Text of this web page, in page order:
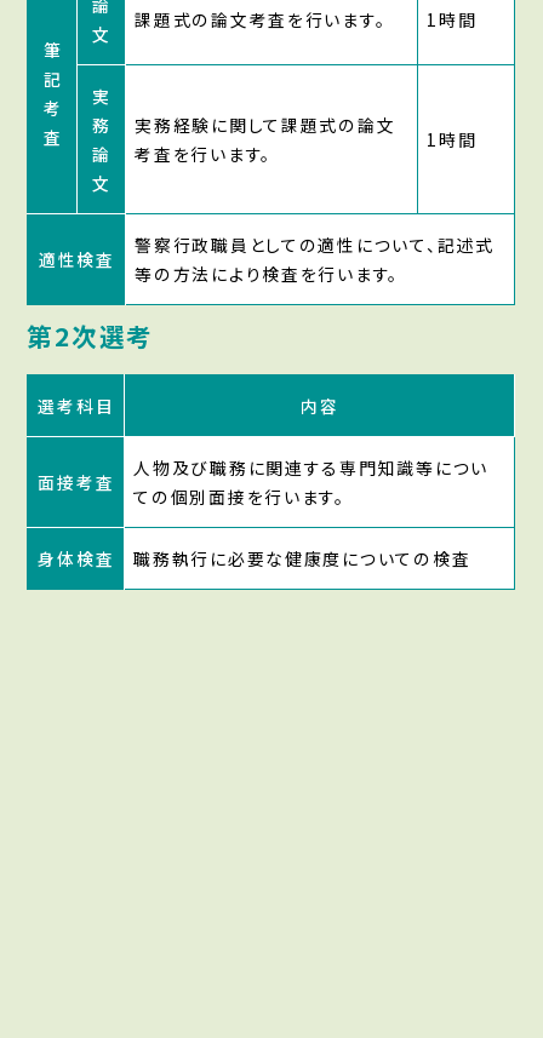
筆
記
考
査
論
文
課題式の論文考査を行います。 1時間
実
務
論
文
実務経験に関して課題式の論文
考査を行います。
1時間
適性検査
警察行政職員としての適性について、記述式
等の方法により検査を行います。
第2次選考
選考科目 内容
面接考査
人物及び職務に関連する専門知識等につい
ての個別面接を行います。
身体検査 職務執行に必要な健康度についての検査